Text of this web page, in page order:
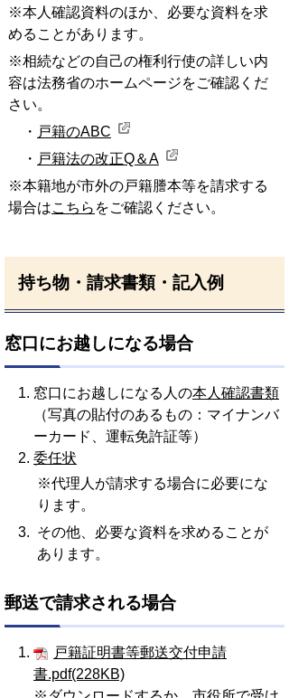
※本人確認資料のほか、必要な資料を求
めることがあります。
※相続などの自己の権利行使の詳しい内
容は法務省のホームページをご確認くだ
さい。
・ 戸籍のABC
・ 戸籍法の改正Q＆A
※本籍地が市外の戸籍謄本等を請求する
場合はこちら をご確認ください。
持ち物・請求書類・記入例
窓口にお越しになる場合
窓口にお越しになる人の本人確認書類
（写真の貼付のあるもの：マイナンバ
ーカード、運転免許証等）
委任状
※代理人が請求する場合に必要にな
ります。
その他、必要な資料を求めることが
あります。
郵送で請求される場合
戸籍証明書等郵送交付申請
書.pdf(228KB)